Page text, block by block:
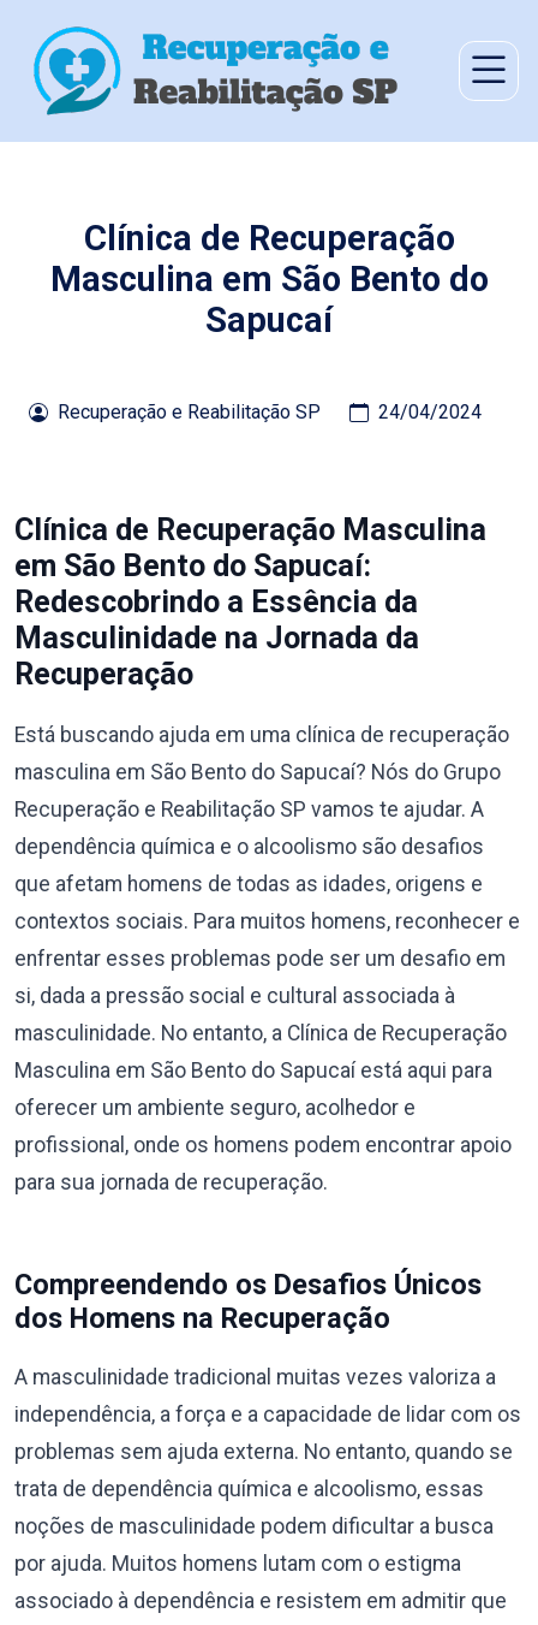
Clínica de Recuperação
Masculina em São Bento do
Sapucaí
Recuperação e Reabilitação SP 24/04/2024
Clínica de Recuperação Masculina
em São Bento do Sapucaí:
Redescobrindo a Essência da
Masculinidade na Jornada da
Recuperação
Está buscando ajuda em uma clínica de recuperação
masculina em São Bento do Sapucaí? Nós do Grupo
Recuperação e Reabilitação SP vamos te ajudar. A
dependência química e o alcoolismo são desafios
que afetam homens de todas as idades, origens e
contextos sociais. Para muitos homens, reconhecer e
enfrentar esses problemas pode ser um desafio em
si, dada a pressão social e cultural associada à
masculinidade. No entanto, a Clínica de Recuperação
Masculina em São Bento do Sapucaí está aqui para
oferecer um ambiente seguro, acolhedor e
profissional, onde os homens podem encontrar apoio
para sua jornada de recuperação.
Compreendendo os Desafios Únicos
dos Homens na Recuperação
A masculinidade tradicional muitas vezes valoriza a
independência, a força e a capacidade de lidar com os
problemas sem ajuda externa. No entanto, quando se
trata de dependência química e alcoolismo, essas
noções de masculinidade podem dificultar a busca
por ajuda. Muitos homens lutam com o estigma
associado à dependência e resistem em admitir que